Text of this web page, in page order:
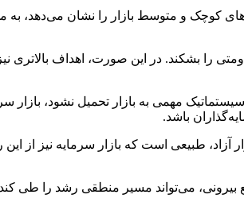
و متوسط بازار را نشان می‌دهد، به
را بشکند. در این صورت، اهداف
مهمی به بازار تحمیل نشود، بازار
باشد.
آزاد، طبیعی است که بازار سرمایه نیز از
بیرونی، می‌تواند مسیر منطقی رشد را طی